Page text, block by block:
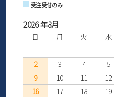
受注受付のみ
2026 年8月
日 月 火 水
2
3 4 5
9
10 11 12
16
17 18 19